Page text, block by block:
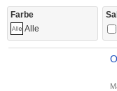
Farbe
Alle